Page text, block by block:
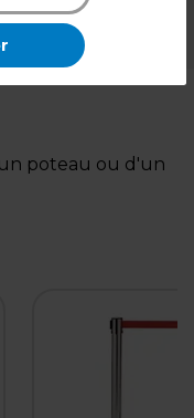
peuvent s'ajouter.
poteau ou d'un